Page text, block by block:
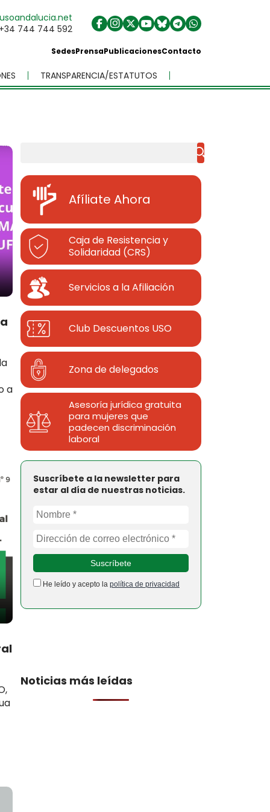
744 744 592
SedesPrensaPublicacionesContacto
TRANSPARENCIA/ESTATUTOS
a
Afíliate Ahora
Caja de Resistencia y
Solidaridad (CRS)
Servicios a la Afiliación
Club Descuentos USO
Zona de delegados
Asesoría jurídica gratuita
para mujeres que
padecen discriminación
laboral
Suscríbete a la newsletter para
estar al día de nuestras noticias.
He leído y acepto la política de privacidad
Noticias más leídas